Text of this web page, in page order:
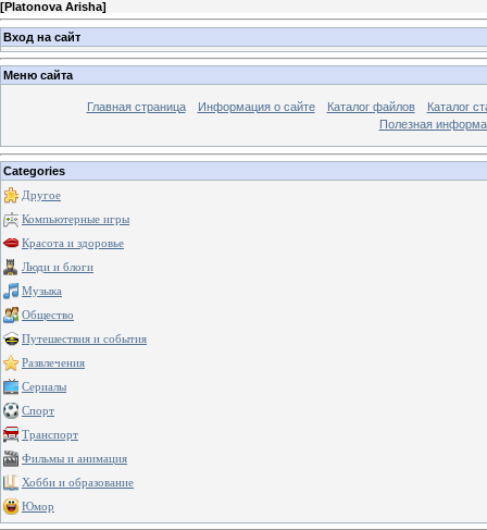
[Platonova Arisha]
Вход на сайт
Меню сайта
Главная страница Информация о сайте Каталог файлов
Каталог
Полезная
Categories
Другое
Компьютерные игры
Красота и здоровье
Люди и блоги
Музыка
Общество
Путешествия и события
Развлечения
Сериалы
Спорт
Транспорт
Фильмы и анимация
Хобби и образование
Юмор